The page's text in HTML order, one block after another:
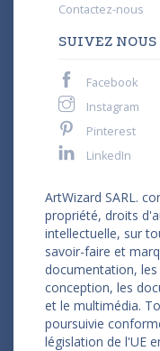
Contactez-nous
SUIVEZ NOUS
Facebook
Instagram
Pinterest
LinkedIn
ArtWizard SARL.
propriété, droits
intellectuelle, sur
savoir-faire et
documentation,
conception, les
et le multimédia.
poursuivie
législation de l'UE